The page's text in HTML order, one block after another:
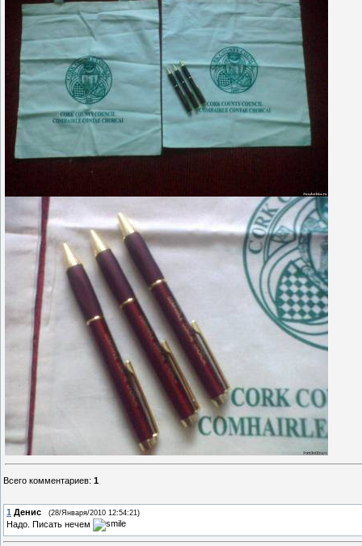
Всего комментариев: 1
1 Денис (28/Января/2010 12:54:21)
Надо. Писать нечем